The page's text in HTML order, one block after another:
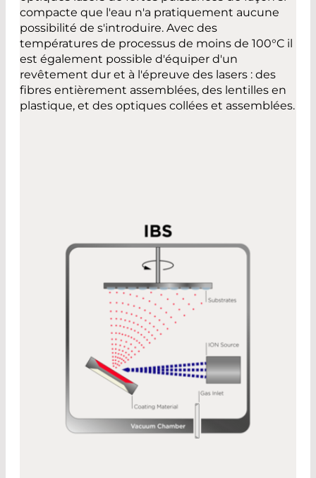
compacte que l'eau n'a pratiquement aucune
possibilité de s'introduire. Avec des
températures de processus de moins de 100°C il
est également possible d'équiper d'un
revêtement dur et à l'épreuve des lasers : des
fibres entièrement assemblées, des lentilles en
plastique, et des optiques collées et assemblées.